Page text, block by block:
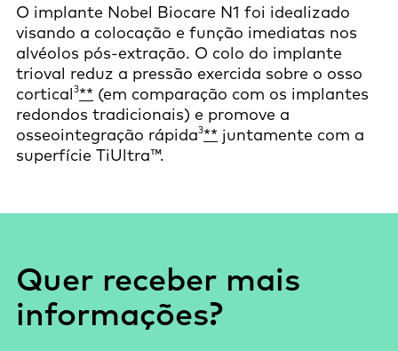
O implante Nobel Biocare N1 foi idealizado
visando a colocação e função imediatas nos
alvéolos pós-extração. O colo do implante
trioval reduz a pressão exercida sobre o osso
cortical3** (em comparação com os implantes
redondos tradicionais) e promove a
osseointegração rápida3** juntamente com a
superfície TiUltra™.
Quer receber mais
informações?